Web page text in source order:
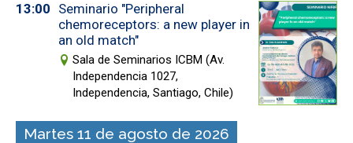
EXTENSIÓN
13:00 Seminario "Peripheral
chemoreceptors: a new player in
an old match"
Sala de Seminarios ICBM (Av.
Independencia 1027,
Independencia, Santiago, Chile)
Martes 11 de agosto de 2026